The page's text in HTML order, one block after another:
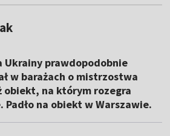
Ukrainy prawdopodobnie
w barażach o mistrzostwa
obiekt, na którym rozegra
na obiekt w Warszawie.